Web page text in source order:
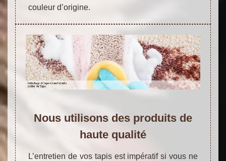
couleur d’origine.
Nous utilisons des produits de
haute qualité
L’entretien de vos tapis est impératif si vous ne